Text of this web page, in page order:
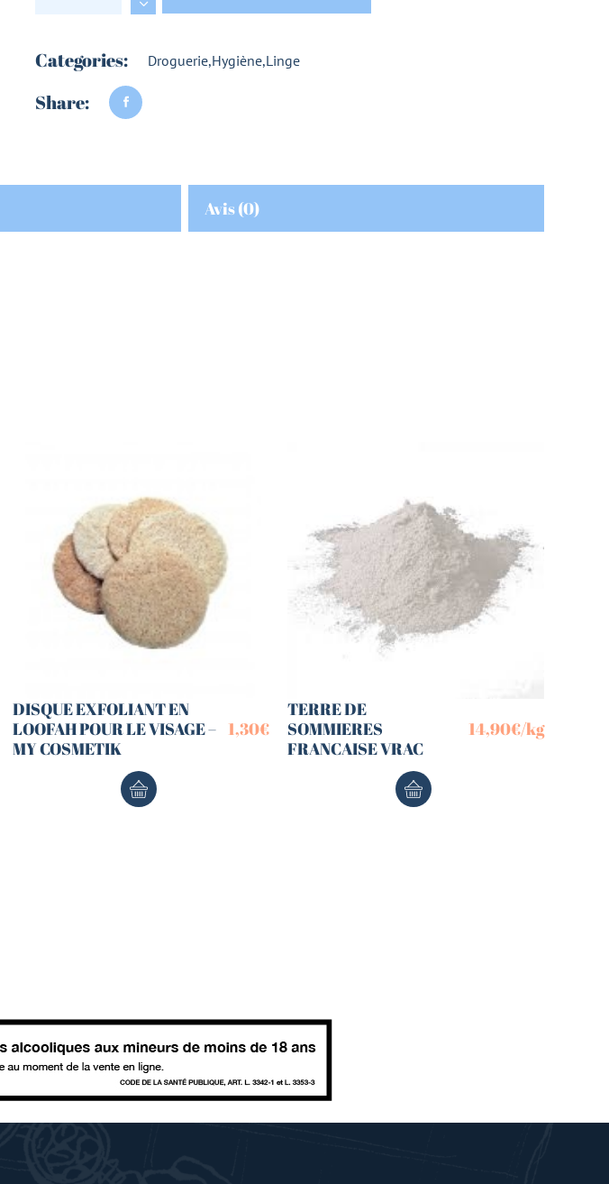
Categories: Droguerie,Hygiène,Linge
Share:
Avis (0)
DISQUE EXFOLIANT EN
LOOFAH POUR LE VISAGE –
MY COSMETIK
1,30€
TERRE DE
SOMMIERES
FRANCAISE VRAC
14,90€/kg